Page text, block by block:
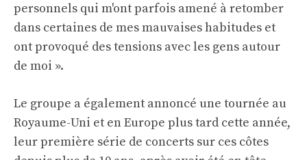
personnels qui m'ont parfois amené à retomber
dans certaines de mes mauvaises habitudes et
ont provoqué des tensions avec les gens autour
de moi ».
Le groupe a également annoncé une tournée au
Royaume-Uni et en Europe plus tard cette année,
leur première série de concerts sur ces côtes